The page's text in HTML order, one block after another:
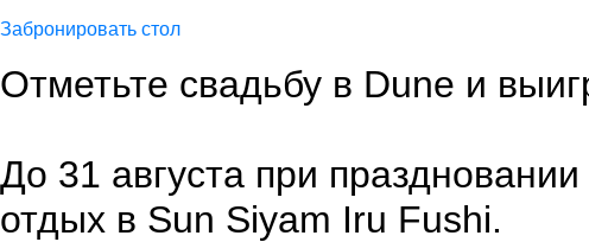
Забронировать стол
Отметьте свадьбу в Dune и
До 31 августа при
отдых в Sun Siyam Iru Fushi.